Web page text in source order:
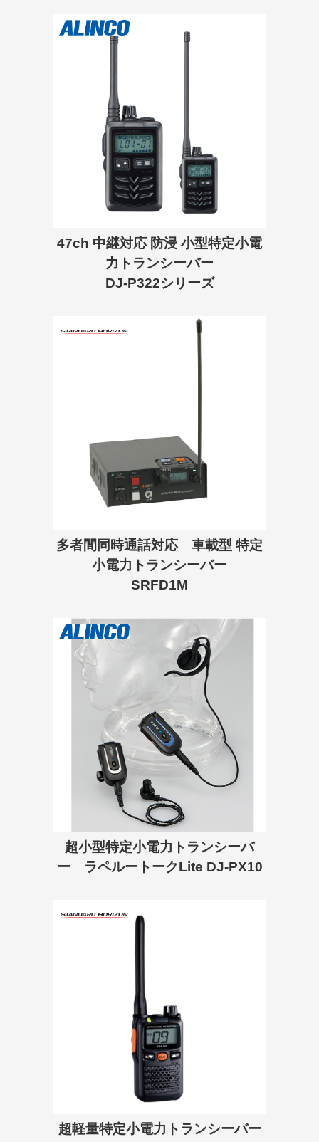
47ch 中継対応 防浸 小型特定小電
力トランシーバー
DJ-P322シリーズ
多者間同時通話対応 車載型 特定
小電力トランシーバー
SRFD1M
超小型特定小電力トランシーバ
ー ラペルートークLite DJ-PX10
超軽量特定小電力トランシーバー